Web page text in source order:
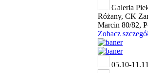
Galeria
Różany, CK
Marcin 80/82,
Zobacz
05.10-